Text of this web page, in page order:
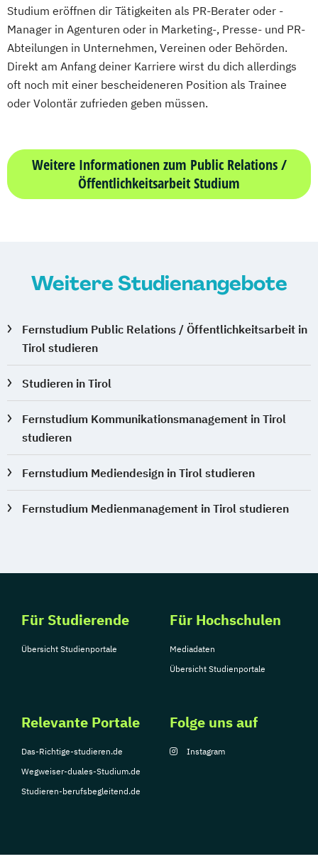
Studium eröffnen dir Tätigkeiten als PR-Berater oder -
Manager in Agenturen oder in Marketing-, Presse- und PR-
Abteilungen in Unternehmen, Vereinen oder Behörden.
Direkt am Anfang deiner Karriere wirst du dich allerdings
oft noch mit einer bescheideneren Position als Trainee
oder Volontär zufrieden geben müssen.
Weitere Informationen zum Public Relations /
Öffentlichkeitsarbeit Studium
Weitere Studienangebote
Fernstudium Public Relations / Öffentlichkeitsarbeit in
Tirol studieren
Studieren in Tirol
Fernstudium Kommunikationsmanagement in Tirol
studieren
Fernstudium Mediendesign in Tirol studieren
Fernstudium Medienmanagement in Tirol studieren
Für Studierende
Übersicht Studienportale
Für Hochschulen
Mediadaten
Übersicht Studienportale
Relevante Portale
Das-Richtige-studieren.de
Wegweiser-duales-Studium.de
Studieren-berufsbegleitend.de
Folge uns auf
Instagram